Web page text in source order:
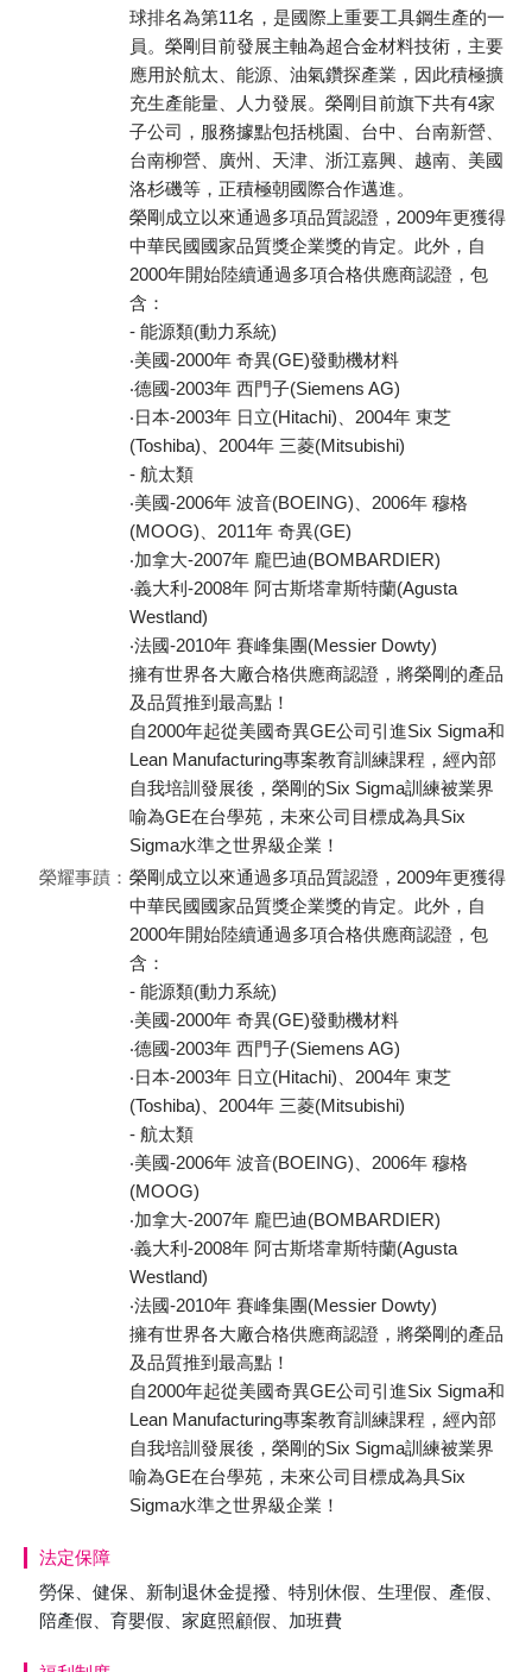
球排名為第11名，是國際上重要工具鋼生產的一
員。榮剛目前發展主軸為超合金材料技術，主要
應用於航太、能源、油氣鑽探產業，因此積極擴
充生產能量、人力發展。榮剛目前旗下共有4家
子公司，服務據點包括桃園、台中、台南新營、
台南柳營、廣州、天津、浙江嘉興、越南、美國
洛杉磯等，正積極朝國際合作邁進。
榮剛成立以來通過多項品質認證，2009年更獲得
中華民國國家品質獎企業獎的肯定。此外，自
2000年開始陸續通過多項合格供應商認證，包
含：
- 能源類(動力系統)
‧美國-2000年 奇異(GE)發動機材料
‧德國-2003年 西門子(Siemens AG)
‧日本-2003年 日立(Hitachi)、2004年 東芝
(Toshiba)、2004年 三菱(Mitsubishi)
- 航太類
‧美國-2006年 波音(BOEING)、2006年 穆格
(MOOG)、2011年 奇異(GE)
‧加拿大-2007年 龐巴迪(BOMBARDIER)
‧義大利-2008年 阿古斯塔韋斯特蘭(Agusta
Westland)
‧法國-2010年 賽峰集團(Messier Dowty)
擁有世界各大廠合格供應商認證，將榮剛的產品
及品質推到最高點！
自2000年起從美國奇異GE公司引進Six Sigma和
Lean Manufacturing專案教育訓練課程，經內部
自我培訓發展後，榮剛的Six Sigma訓練被業界
喻為GE在台學苑，未來公司目標成為具Six
Sigma水準之世界級企業！
榮耀事蹟： 榮剛成立以來通過多項品質認證，2009年更獲得
中華民國國家品質獎企業獎的肯定。此外，自
2000年開始陸續通過多項合格供應商認證，包
含：
- 能源類(動力系統)
‧美國-2000年 奇異(GE)發動機材料
‧德國-2003年 西門子(Siemens AG)
‧日本-2003年 日立(Hitachi)、2004年 東芝
(Toshiba)、2004年 三菱(Mitsubishi)
- 航太類
‧美國-2006年 波音(BOEING)、2006年 穆格
(MOOG)
‧加拿大-2007年 龐巴迪(BOMBARDIER)
‧義大利-2008年 阿古斯塔韋斯特蘭(Agusta
Westland)
‧法國-2010年 賽峰集團(Messier Dowty)
擁有世界各大廠合格供應商認證，將榮剛的產品
及品質推到最高點！
自2000年起從美國奇異GE公司引進Six Sigma和
Lean Manufacturing專案教育訓練課程，經內部
自我培訓發展後，榮剛的Six Sigma訓練被業界
喻為GE在台學苑，未來公司目標成為具Six
Sigma水準之世界級企業！
法定保障
勞保、健保、新制退休金提撥、特別休假、生理假、產假、
陪產假、育嬰假、家庭照顧假、加班費